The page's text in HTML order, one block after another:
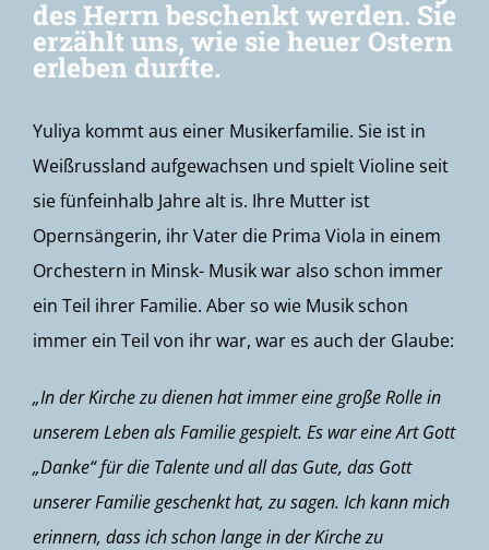
des Herrn beschenkt werden. Sie
erzählt uns, wie sie heuer Ostern
erleben durfte.
Yuliya kommt aus einer Musikerfamilie. Sie ist in
Weißrussland aufgewachsen und spielt Violine seit
sie fünfeinhalb Jahre alt is. Ihre Mutter ist
Opernsängerin, ihr Vater die Prima Viola in einem
Orchestern in Minsk- Musik war also schon immer
ein Teil ihrer Familie. Aber so wie Musik schon
immer ein Teil von ihr war, war es auch der Glaube:
„In der Kirche zu dienen hat immer eine große Rolle in
unserem Leben als Familie gespielt. Es war eine Art Gott
„Danke“ für die Talente und all das Gute, das Gott
unserer Familie geschenkt hat, zu sagen. Ich kann mich
erinnern, dass ich schon lange in der Kirche zu